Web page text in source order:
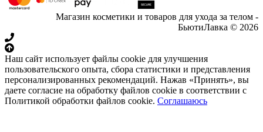
Магазин косметики и товаров для ухода за телом -
БьютиЛавка © 2026
Наш сайт использует файлы cookie для улучшения
пользовательского опыта, сбора статистики и представления
персонализированных рекомендаций. Нажав «Принять», вы
даете согласие на обработку файлов cookie в соответствии с
Политикой обработки файлов cookie. Соглашаюсь